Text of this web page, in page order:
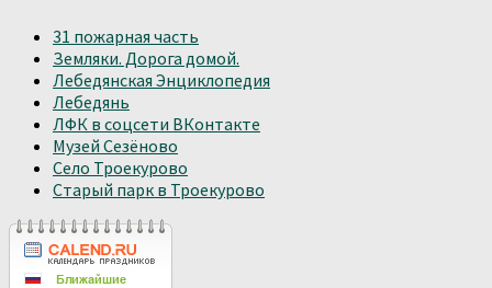
31 пожарная часть
Земляки. Дорога домой.
Лебедянская Энциклопедия
Лебедянь
ЛФК в соцсети ВКонтакте
Музей Сезёново
Село Троекурово
Старый парк в Троекурово